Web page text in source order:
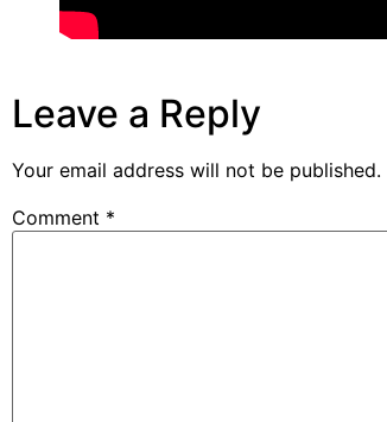
Leave a Reply
Your email address will not be published.
Comment *